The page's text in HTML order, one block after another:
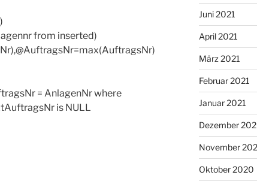
from inserted)
= AnlagenNr where
is NULL
Juni 2021
April 2021
März 2021
Februar 2021
Januar 2021
Dezember
November
Oktober 2020